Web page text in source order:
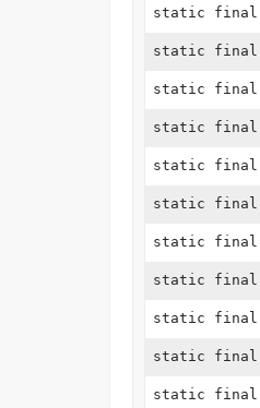
static final
static final
static final
static final
static final
static final
static final
static final
static final
static final
static final